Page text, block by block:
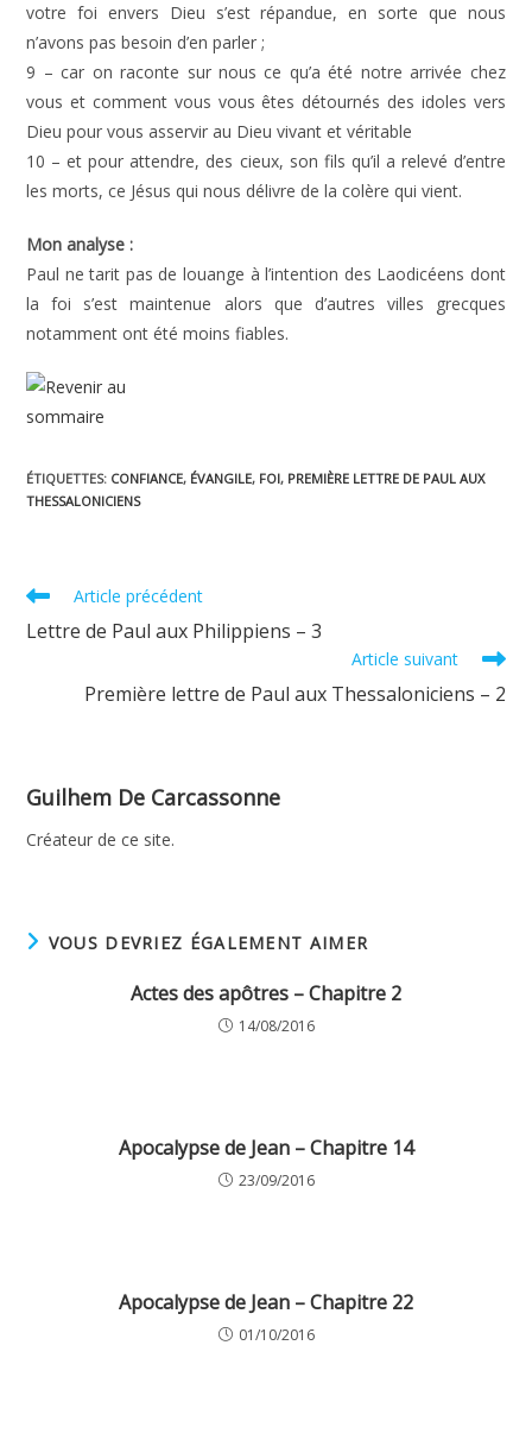
votre foi envers Dieu s’est répandue, en sorte que nous
n’avons pas besoin d’en parler ;
9 – car on raconte sur nous ce qu’a été notre arrivée chez
vous et comment vous vous êtes détournés des idoles vers
Dieu pour vous asservir au Dieu vivant et véritable
10 – et pour attendre, des cieux, son fils qu’il a relevé d’entre
les morts, ce Jésus qui nous délivre de la colère qui vient.
Mon analyse :
Paul ne tarit pas de louange à l’intention des Laodicéens dont
la foi s’est maintenue alors que d’autres villes grecques
notamment ont été moins fiables.
ÉTIQUETTES: CONFIANCE, ÉVANGILE, FOI, PREMIÈRE LETTRE DE PAUL AUX
THESSALONICIENS
Read
articles
Article précédent
Lettre de Paul aux Philippiens – 3
Article suivant
Première lettre de Paul aux Thessaloniciens – 2
Guilhem De Carcassonne
Créateur de ce site.
VOUS DEVRIEZ ÉGALEMENT AIMER
Actes des apôtres – Chapitre 2
14/08/2016
Apocalypse de Jean – Chapitre 14
23/09/2016
Apocalypse de Jean – Chapitre 22
01/10/2016